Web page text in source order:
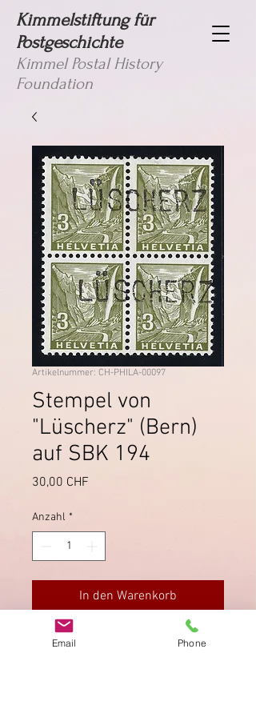
Kimmelstiftung für
Postgeschichte
Kimmel Postal History
Foundation
Artikelnummer: CH-PHILA-00097
Stempel von
"Lüscherz" (Bern)
auf SBK 194
30,00 CHF
Anzahl *
In den Warenkorb
Seltener Stempel von Lüscherz
Email Phone